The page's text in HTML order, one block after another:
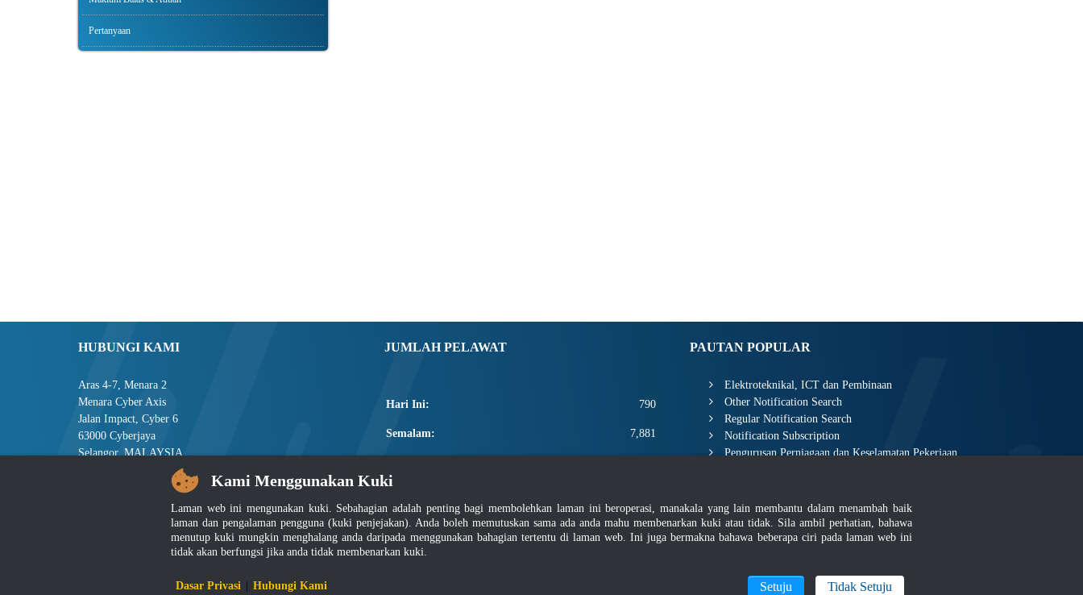
Pertanyaan
HUBUNGI KAMI
Aras 4-7, Menara 2
Menara Cyber Axis
Jalan Impact, Cyber 6
63000 Cyberjaya
Selangor, MALAYSIA
Tel : +603-8008 2900
E-mel : central[at]jsm[dot]gov[dot]my
JUMLAH PELAWAT
Hari Ini: 790
Semalam: 7,881
Total: 2,669,863
PAUTAN POPULAR
Elektroteknikal, ICT dan Pembinaan
Other Notification Search
Regular Notification Search
Notification Subscription
Pengurusan Perniagaan dan Keselamatan Pekerjaan
Penafian|Dasar Keselamatan
Kami Menggunakan Kuki
Laman web ini mengunakan kuki. Sebahagian adalah penting bagi membolehkan laman ini beroperasi, manakala yang lain membantu dalam menambah baik
laman dan pengalaman pengguna (kuki penjejakan). Anda boleh memutuskan sama ada anda mahu membenarkan kuki atau tidak. Sila ambil perhatian, bahawa
menutup kuki mungkin menghalang anda daripada menggunakan bahagian tertentu di laman web. Ini juga bermakna bahawa beberapa ciri pada laman web ini
tidak akan berfungsi jika anda tidak membenarkan kuki.
Setuju Tidak Setuju
Dasar Privasi Hubungi Kami